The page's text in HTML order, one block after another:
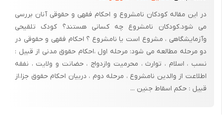
در این مقاله کودکان نامشروع و احکام فقهی و حقوقی آنان بررسی
می شود.کودکان نامشروع چه کسانی هستند؟ کودک تلقیحی
وآزمایشگاهی ، مشروع است یا نامشروع ؟ احکام فقهی و حقوقی در
دو مرحله مطالعه می شود: مرحله اول ،احکام حقوق مدنی از قبیل :
نسب ، اسلام ، توارث ، محرمیت وازدواج ، حضانت و ولایت ، نفقه
اطلاعت از والدین نامشروع ، مرحله دوم ، دربیان احکام حقوق جزا،از
قبیل : حکم اسقاط جنین ...